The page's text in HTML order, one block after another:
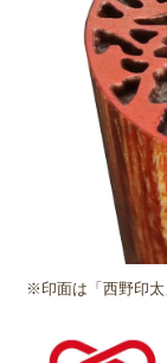
※印面は「西野印太